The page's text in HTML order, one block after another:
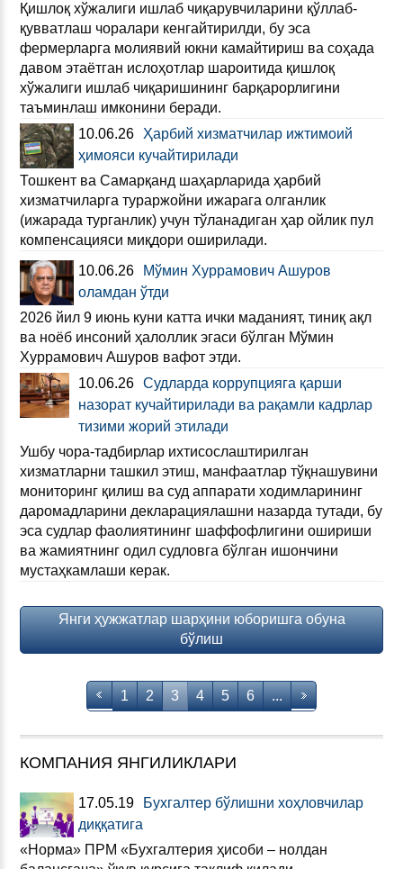
Қишлоқ хўжалиги ишлаб чиқарувчиларини қўллаб-
қувватлаш чоралари кенгайтирилди, бу эса
фермерларга молиявий юкни камайтириш ва соҳада
давом этаётган ислоҳотлар шароитида қишлоқ
хўжалиги ишлаб чиқаришининг барқарорлигини
таъминлаш имконини беради.
10.06.26
Ҳарбий хизматчилар ижтимоий
ҳимояси кучайтирилади
Тошкент ва Самарқанд шаҳарларида ҳарбий
хизматчиларга тураржойни ижарага олганлик
(ижарада турганлик) учун тўланадиган ҳар ойлик пул
компенсацияси миқдори оширилади.
10.06.26
Мўмин Хуррамович Ашуров
оламдан ўтди
2026 йил 9 июнь куни катта ички маданият, тиниқ ақл
ва ноёб инсоний ҳалоллик эгаси бўлган Мўмин
Хуррамович Ашуров вафот этди.
10.06.26 Судларда коррупцияга қарши
назорат кучайтирилади ва рақамли кадрлар
тизими жорий этилади
Ушбу чора-тадбирлар ихтисослаштирилган
хизматларни ташкил этиш, манфаатлар тўқнашувини
мониторинг қилиш ва суд аппарати ходимларининг
даромадларини декларациялашни назарда тутади, бу
эса судлар фаолиятининг шаффофлигини ошириши
ва жамиятнинг одил судловга бўлган ишончини
мустаҳкамлаши керак.
Янги ҳужжатлар шарҳини юборишга обуна
бўлиш
1 2 3 4 5 6 ...
КОМПАНИЯ ЯНГИЛИКЛАРИ
17.05.19
Бухгалтер бўлишни хоҳловчилар
диққатига
«Норма» ПРМ «Бухгалтерия ҳисоби – нолдан